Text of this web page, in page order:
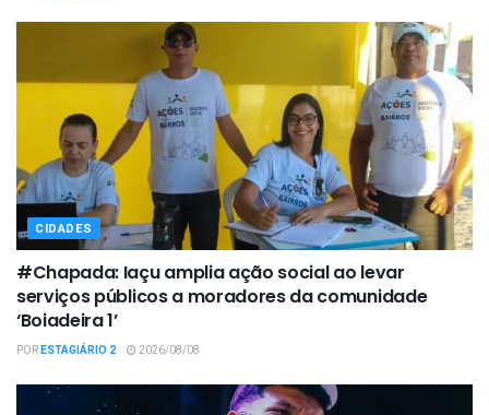
CIDADES
#Chapada: Iaçu amplia ação social ao levar
serviços públicos a moradores da comunidade
‘Boiadeira 1’
PORESTAGIÁRIO 2 2026/08/08